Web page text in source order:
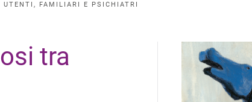
UTENTI, FAMILIARI E PSICHIATRI
tra